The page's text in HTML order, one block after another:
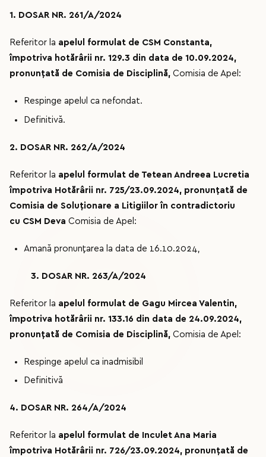
1. DOSAR NR. 261/A/2024
Referitor la apelul formulat de CSM Constanta,
împotriva hotărârii nr. 129.3 din data de 10.09.2024,
pronunțată de Comisia de Disciplină, Comisia de Apel:
Respinge apelul ca nefondat.
Definitivă.
2. DOSAR NR. 262/A/2024
Referitor la apelul formulat de Tetean Andreea Lucretia
împotriva Hotărârii nr. 725/23.09.2024, pronunțată de
Comisia de Soluționare a Litigiilorîn contradictoriu
cu CSM Deva Comisia de Apel:
Amană pronunțarea la data de 16.10.2024,
3. DOSAR NR. 263/A/2024
Referitor la apelul formulat de Gagu Mircea Valentin,
împotriva hotărârii nr. 133.16 din data de 24.09.2024,
pronunțată de Comisia de Disciplină, Comisia de Apel:
Respinge apelul ca inadmisibil
Definitivă
4. DOSAR NR. 264/A/2024
Referitor la apelul formulat de Inculet Ana Maria
împotriva Hotărârii nr. 726/23.09.2024, pronunțată de